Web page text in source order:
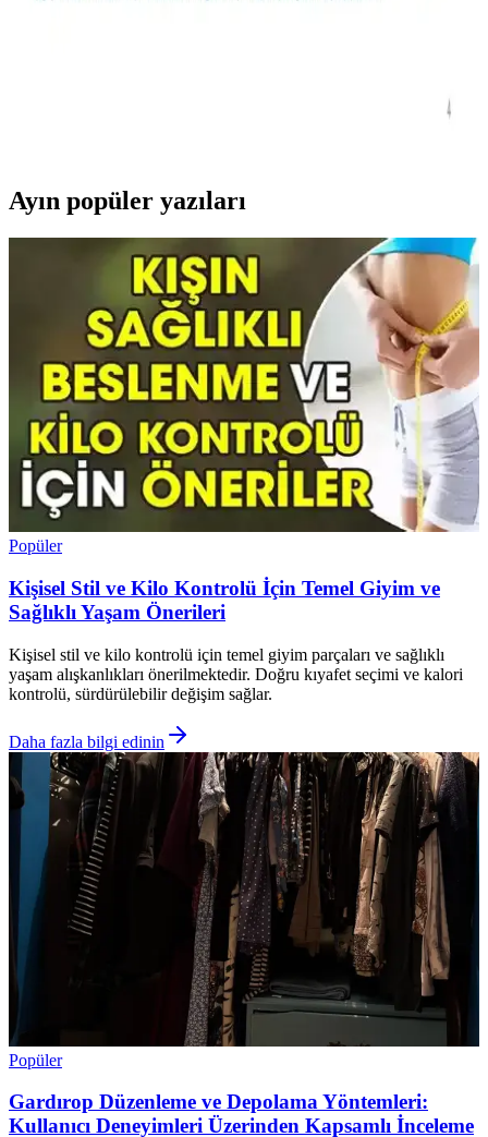
Ayın popüler yazıları
Popüler
Kişisel Stil ve Kilo Kontrolü İçin Temel Giyim ve
Sağlıklı Yaşam Önerileri
Kişisel stil ve kilo kontrolü için temel giyim parçaları ve sağlıklı
yaşam alışkanlıkları önerilmektedir. Doğru kıyafet seçimi ve kalori
kontrolü, sürdürülebilir değişim sağlar.
Daha fazla bilgi edinin
Popüler
Gardırop Düzenleme ve Depolama Yöntemleri:
Kullanıcı Deneyimleri Üzerinden Kapsamlı İnceleme